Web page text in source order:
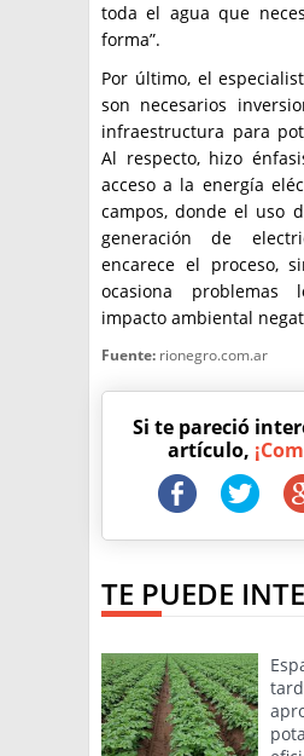
toda el agua que
forma”.
Por último, el
son necesarios
infraestructura para
Al respecto, hizo
acceso a la energía
campos, donde el uso
generación de
encarece el proceso,
ocasiona problemas
impacto ambiental
Fuente: rionegro.com.ar
Si te pareció
artículo,
TE PUEDE